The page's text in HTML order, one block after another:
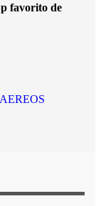
favorito de